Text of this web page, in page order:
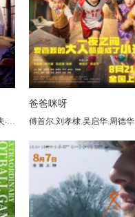
林 ,艾丽莎·奈特,西格妮·韦弗
爸爸咪呀
傅首尔,刘孝棣,吴启华 周德华